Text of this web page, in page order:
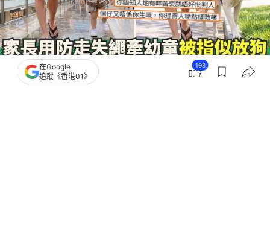
在Google
追蹤《香港01》
198